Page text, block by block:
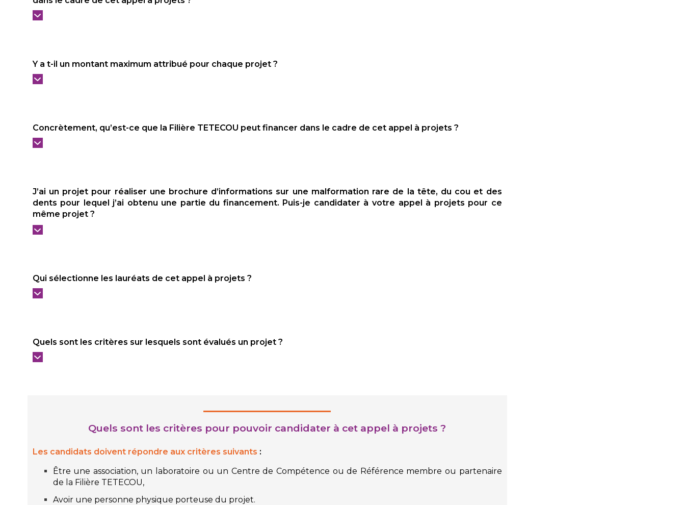
Y a t-il un montant maximum attribué pour chaque projet ?
Concrètement, qu’est-ce que la Filière TETECOU peut financer dans le cadre de cet appel à projets ?
J’ai un projet pour réaliser une brochure d’informations sur une malformation rare de la tête, du cou et des
dents pour lequel j’ai obtenu une partie du financement. Puis-je candidater à votre appel à projets pour ce
même projet ?
Qui sélectionne les lauréats de cet appel à projets ?
Quels sont les critères sur lesquels sont évalués un projet ?
Quels sont les critères pour pouvoir candidater à cet appel à projets ?
Les candidats doivent répondre aux critères suivants :
Être une association, un laboratoire ou un Centre de Compétence ou de Référence membre ou partenaire
de la Filière TETECOU,
Avoir une personne physique porteuse du projet.